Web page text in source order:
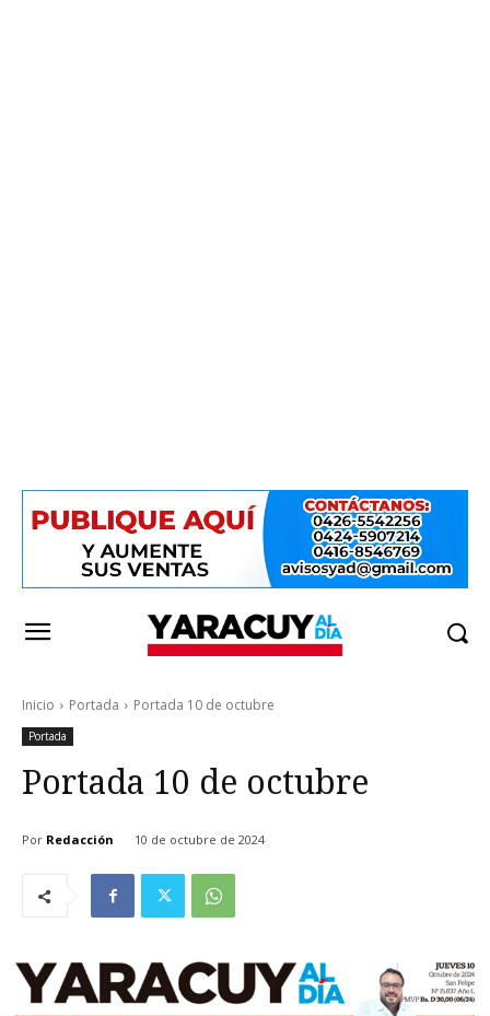
Inicio Portada Portada 10 de octubre
Portada
Portada 10 de octubre
Por Redacción 10 de octubre de 2024